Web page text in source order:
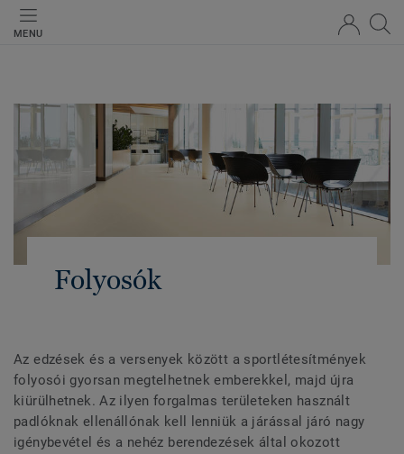
MENU
Folyosók
Az edzések és a versenyek között a sportlétesítmények
folyosói gyorsan megtelhetnek emberekkel, majd újra
kiürülhetnek. Az ilyen forgalmas területeken használt
padlóknak ellenállónak kell lenniük a járással járó nagy
igénybevétel és a nehéz berendezések által okozott